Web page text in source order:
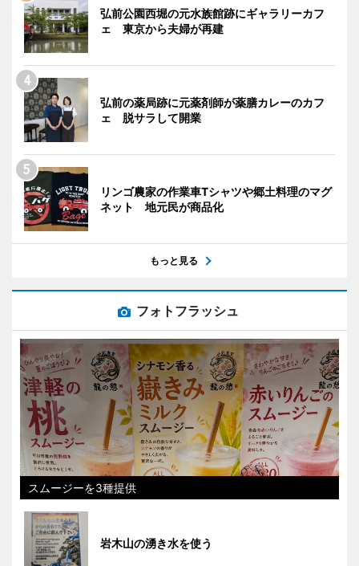
弘前公園西堀の元水族館跡にギャラリーカフ
ェ 東京から夫婦が再建
弘前の薬局跡に元薬剤師が薬膳カレーのカフ
ェ 脱サラして開業
リンゴ農家の作業車Tシャツや郷土料理のマグ
ネット 地元民が商品化
もっと見る
フォトフラッシュ
スムージーを3種提供
岩木山の湧き水を使う